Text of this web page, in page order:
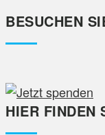
BESUCHEN
HIER FINDEN